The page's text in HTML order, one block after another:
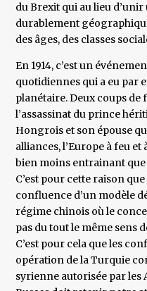
du Brexit qui au lieu
durablement
des âges, des classes
En 1914, c’est un
quotidiennes qui a eu par
planétaire. Deux coups
l’assassinat du prince
Hongrois et son épouse
alliances, l’Europe à feu
bien moins entrainant
C’est pour cette raison
confluence d’un modèle
régime chinois où le
pas du tout le même sens
C’est pour cela que les
opération de la Turquie
syrienne autorisée par les